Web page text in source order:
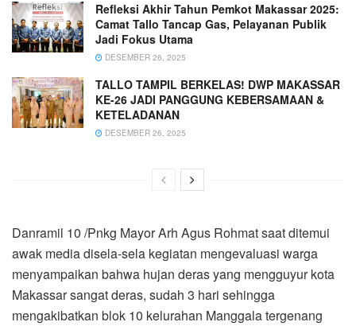
Refleksi Akhir Tahun Pemkot Makassar 2025:
Camat Tallo Tancap Gas, Pelayanan Publik
Jadi Fokus Utama
DESEMBER 26, 2025
TALLO TAMPIL BERKELAS! DWP MAKASSAR
KE-26 JADI PANGGUNG KEBERSAMAAN &
KETELADANAN
DESEMBER 26, 2025
Danramil 10 /Pnkg Mayor Arh Agus Rohmat saat ditemui
awak media disela-sela kegiatan mengevaluasi warga
menyampaikan bahwa hujan deras yang mengguyur kota
Makassar sangat deras, sudah 3 hari sehingga
mengakibatkan blok 10 kelurahan Manggala tergenang